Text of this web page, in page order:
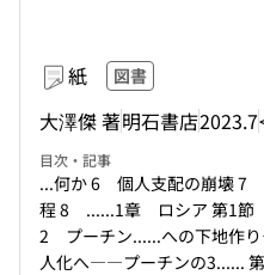
紙 図書
大澤傑 著明石書店2023.7
目次・記事
...何か 6 個人支配の崩壊 7
程 8 ......1章 ロシア 第1節
2 プーチン......への下地作
人化へ――プーチンの3......